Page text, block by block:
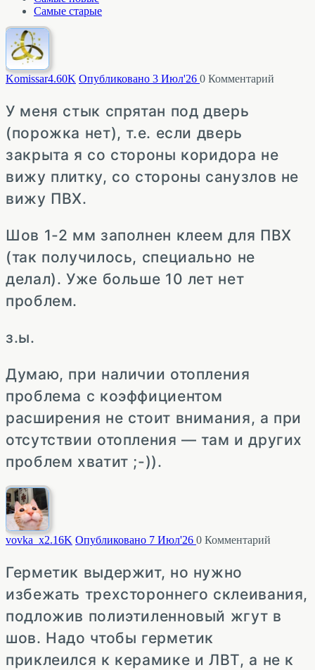
Самые старые
Komissar4.60K Опубликовано 3 Июл'26 0 Комментарий
У меня стык спрятан под дверь
(порожка нет), т.е. если дверь
закрыта я со стороны коридора не
вижу плитку, со стороны санузлов не
вижу ПВХ.
Шов 1-2 мм заполнен клеем для ПВХ
(так получилось, специально не
делал). Уже больше 10 лет нет
проблем.
з.ы.
Думаю, при наличии отопления
проблема с коэффициентом
расширения не стоит внимания, а при
отсутствии отопления — там и других
проблем хватит ;-)).
vovka_x2.16K Опубликовано 7 Июл'26 0 Комментарий
Герметик выдержит, но нужно
избежать трехстороннего склеивания,
подложив полиэтиленновый жгут в
шов. Надо чтобы герметик
приклеился к керамике и ЛВТ, а не к